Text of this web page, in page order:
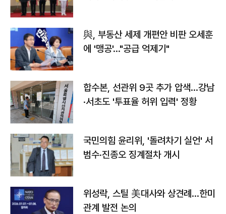
與, 부동산 세제 개편안 비판 오세훈
에 '맹공'…"공급 억제기"
합수본, 선관위 9곳 추가 압색…강남
·서초도 '투표율 허위 입력' 정황
국민의힘 윤리위, '돌려차기 실언' 서
범수·진종오 징계절차 개시
위성락, 스틸 美대사와 상견례…한미
관계 발전 논의